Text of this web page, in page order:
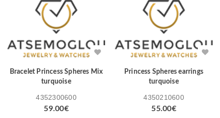
Bracelet Princess Spheres Mix
turquoise
4352300600
59.00€
Princess Spheres earrings
turquoise
4350210600
55.00€